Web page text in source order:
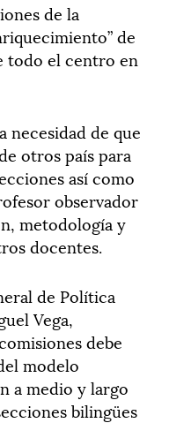
de la
de
todo el centro en
necesidad de que
otros país para
así como
observador
metodología y
docentes.
de Política
Vega,
debe
modelo
a medio y largo
bilingües